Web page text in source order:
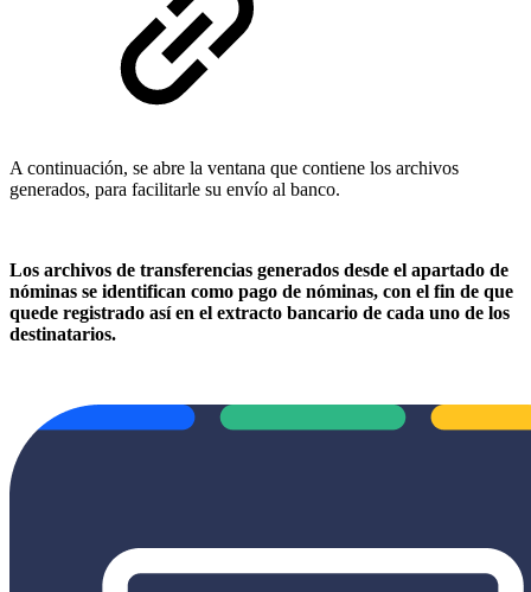
A continuación, se abre la ventana que contiene los archivos
generados, para facilitarle su envío al banco.
Los archivos de transferencias generados desde el apartado de
nóminas se identifican como pago de nóminas, con el fin de que
quede registrado así en el extracto bancario de cada uno de los
destinatarios.